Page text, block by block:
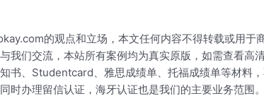
的观点和立场，本文任何内容不得转载或用
我们交流，本站所有案例均为真实原版，如需查看
书、Studentcard、雅思成绩单、托福成绩单等材料
办理留信认证，海牙认证也是我们的主要业务范围